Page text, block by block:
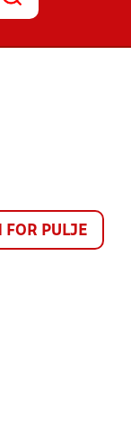
PULJE